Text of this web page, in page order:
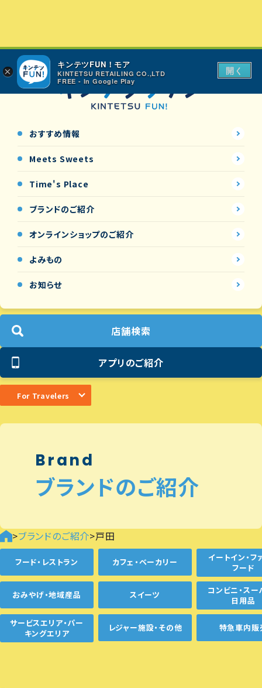
おすすめ情報
Meets Sweets
Time's Place
ブランドのご紹介
オンラインショップのご紹介
よみもの
お知らせ
店舗検索
アプリのご紹介
For Travelers
Brand
ブランドのご紹介
>ブランドのご紹介>戸田
フード・レストラン カフェ・ベーカリー
イートイン・フ
フード
おみやげ・地域産品 スイーツ
コンビニ・スー
日用品
サービスエリア・パー
キングエリア
レジャー施設・その他 特急車内販
×
キンテツFUN！モア
KINTETSU RETAILING CO.,LTD
FREE - In Google Play
開く